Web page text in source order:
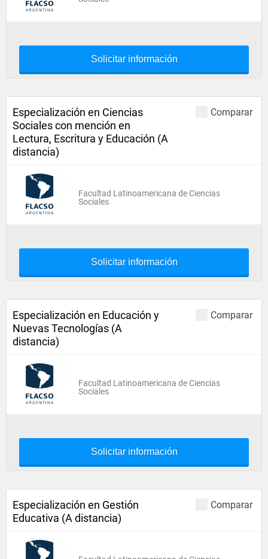
Solicitar información
Comparar
Especialización en Ciencias
Sociales con mención en
Lectura, Escritura y Educación (A
distancia)
Facultad Latinoamericana de Ciencias
Sociales
Solicitar información
Comparar
Especialización en Educación y
Nuevas Tecnologías (A
distancia)
Facultad Latinoamericana de Ciencias
Sociales
Solicitar información
Comparar
Especialización en Gestión
Educativa (A distancia)